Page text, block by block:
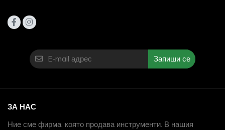
Запиши се
ЗА НАС
Ние сме фирма, която продава инструменти. В нашия